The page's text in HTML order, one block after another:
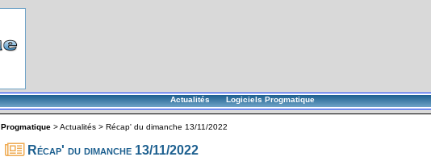
Actualités Logiciels Progmatique
Progmatique >Actualités > Récap' du dimanche 13/11/2022
Récap' du dimanche 13/11/2022